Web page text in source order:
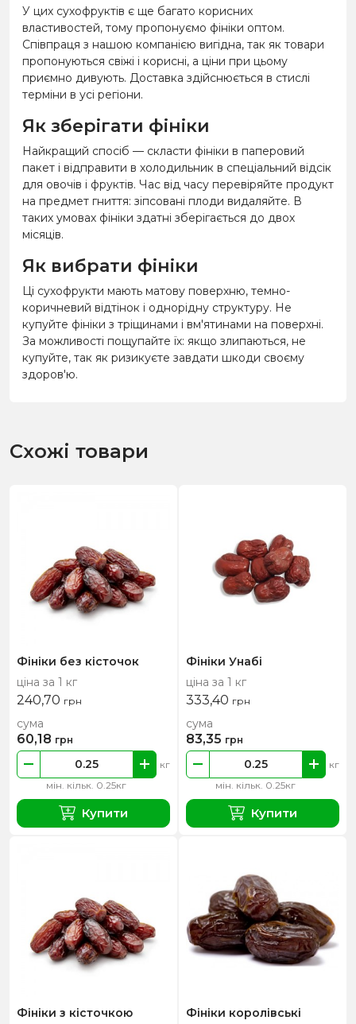
У цих сухофруктів є ще багато корисних
властивостей, тому пропонуємо фініки оптом.
Співпраця з нашою компанією вигідна, так як товари
пропонуються свіжі і корисні, а ціни при цьому
приємно дивують. Доставка здійснюється в стислі
терміни в усі регіони.
Як зберігати фініки
Найкращий спосіб — скласти фініки в паперовий
пакет і відправити в холодильник в спеціальний відсік
для овочів і фруктів. Час від часу перевіряйте продукт
на предмет гниття: зіпсовані плоди видаляйте. В
таких умовах фініки здатні зберігається до двох
місяців.
Як вибрати фініки
Ці сухофрукти мають матову поверхню, темно-
коричневий відтінок і однорідну структуру. Не
купуйте фініки з тріщинами і вм'ятинами на поверхні.
За можливості пощупайте їх: якщо злипаються, не
купуйте, так як ризикуєте завдати шкоди своєму
здоров'ю.
Схожі товари
Фініки без кісточок
ціна за 1 кг
240,70 грн
мін. кільк. 0.25кг
кг
сума
60,18 грн
Купити
Фініки Унабі
ціна за 1 кг
333,40 грн
мін. кільк. 0.25кг
кг
сума
83,35 грн
Купити
Фініки з кісточкою
Фініки королівські